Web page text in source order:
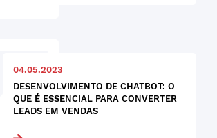
04.05.2023
DESENVOLVIMENTO DE CHATBOT: O
QUE É ESSENCIAL PARA CONVERTER
LEADS EM VENDAS